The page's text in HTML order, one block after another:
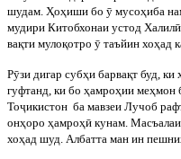
шудам Ҳоҳиши бо ӯ мусоҳиба
мудири Китобхонаи устод Халилӣ
вақти мулоқотро ӯ таъйин хоҳад
Рӯзи дигар субҳи барвақт буд ки
гуфтанд ки бо ҳамроҳии меҳмон
Тоҷикистон ба мавзеи Лучоб
онҳоро ҳамроҳӣ кунам.
хоҳад шуд. Албатта ман ин